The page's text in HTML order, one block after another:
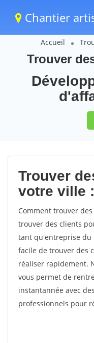
Chantier
Accueil
Trouver
Trouver
votre ville
Comment trouver
trouver des clients
tant qu'entreprise du
facile de trouver des
réaliser rapidement.
vous permet de
instantannée avec
professionnels pour